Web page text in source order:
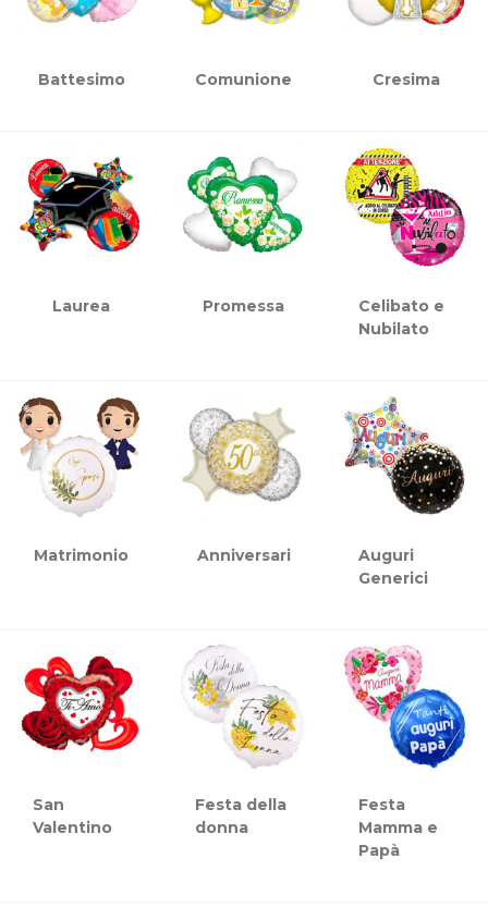
Battesimo Comunione Cresima
Laurea Promessa
Celibato e
Nubilato
Matrimonio Anniversari
Auguri
Generici
San
Valentino
Festa della
donna
Festa
Mamma e
Papà